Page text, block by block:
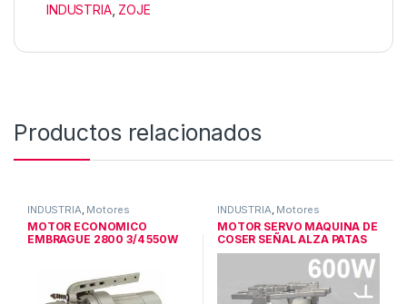
INDUSTRIA, ZOJE
Productos relacionados
INDUSTRIA, Motores
industriales
MOTOR ECONOMICO
EMBRAGUE 2800 3/4 550W
INDUSTRIA, Motores
industriales
MOTOR SERVO MÁQUINA DE
COSER SEÑAL ALZA PATAS
600W